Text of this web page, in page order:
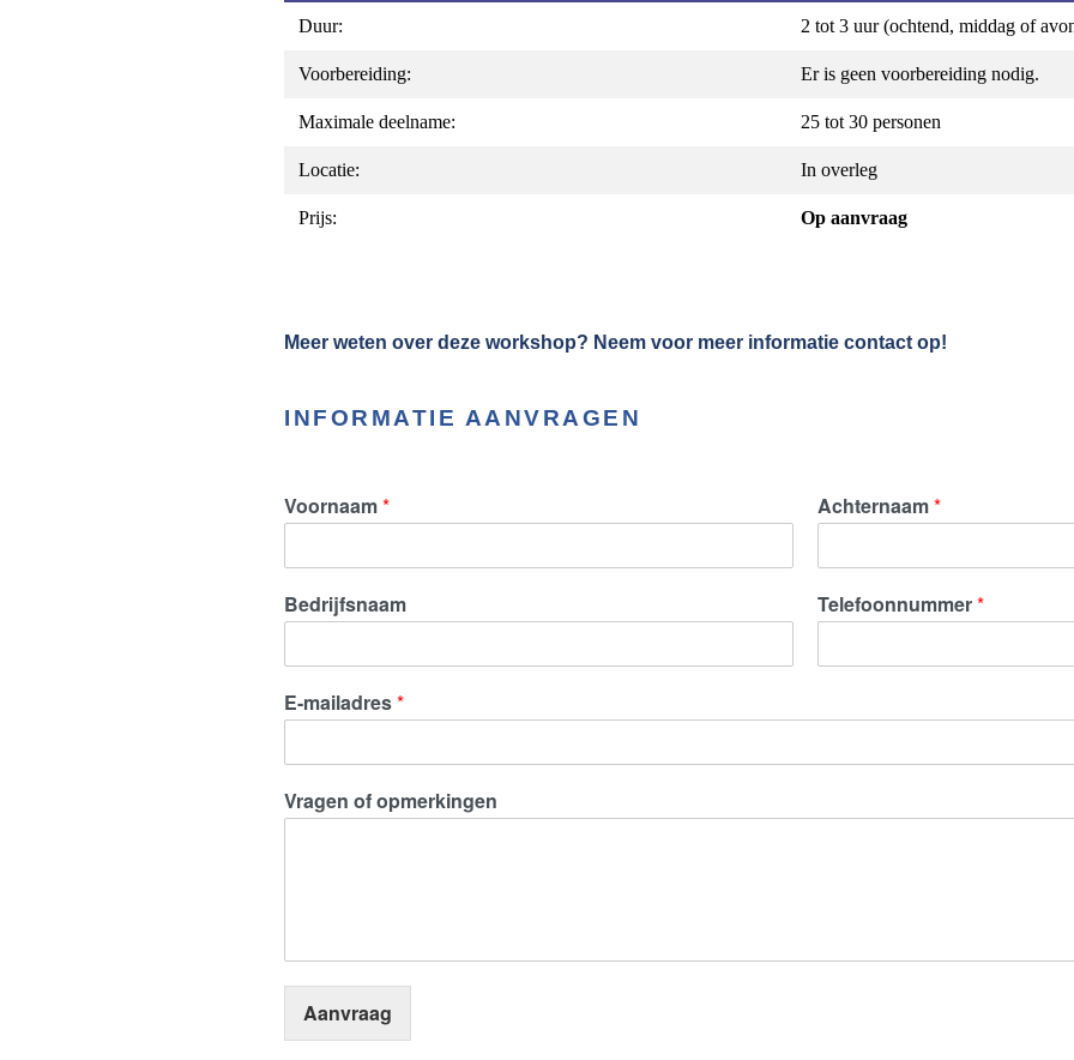
Duur: 2 tot 3 uur (ochtend, middag of
Voorbereiding: Er is geen voorbereiding nodig.
Maximale deelname: 25 tot 30 personen
Locatie: In overleg
Prijs: Op aanvraag
Meer weten over deze workshop? Neem voor meer informatie contact op!
INFORMATIE AANVRAGEN
Voornaam* Achternaam*
Bedrijfsnaam Telefoonnummer*
E-mailadres*
Vragen of opmerkingen
Aanvraag